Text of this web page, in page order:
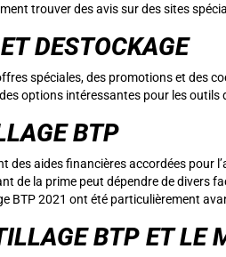
trouver des avis sur des sites
DESTOCKAGE
spéciales, des promotions et des
options intéressantes pour les outils
BTP
des aides financières accordées pour
de la prime peut dépendre de divers
BTP 2021 ont été particulièrement
BTP ET LE